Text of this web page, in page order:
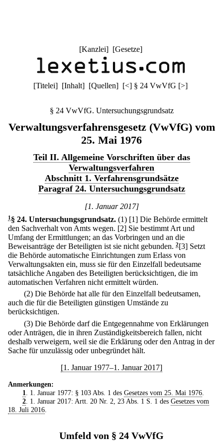
[Kanzlei] [Gesetze]
[Titelei] [Inhalt] [Quellen] [<] § 24 VwVfG [>]
§ 24 VwVfG. Untersuchungsgrundsatz
Verwaltungsverfahrensgesetz (VwVfG) vom
25. Mai 1976
Teil II. Allgemeine Vorschriften über das
Verwaltungsverfahren
Abschnitt 1. Verfahrensgrundsätze
Paragraf 24. Untersuchungsgrundsatz
[1. Januar 2017]
1 § 24. Untersuchungsgrundsatz. (1) [1] Die Behörde ermittelt
den Sachverhalt von Amts wegen. [2] Sie bestimmt Art und
Umfang der Ermittlungen; an das Vorbringen und an die
Beweisanträge der Beteiligten ist sie nicht gebunden. 2[3] Setzt
die Behörde automatische Einrichtungen zum Erlass von
Verwaltungsakten ein, muss sie für den Einzelfall bedeutsame
tatsächliche Angaben des Beteiligten berücksichtigen, die im
automatischen Verfahren nicht ermittelt würden.
(2) Die Behörde hat alle für den Einzelfall bedeutsamen,
auch die für die Beteiligten günstigen Umstände zu
berücksichtigen.
(3) Die Behörde darf die Entgegennahme von Erklärungen
oder Anträgen, die in ihren Zuständigkeitsbereich fallen, nicht
deshalb verweigern, weil sie die Erklärung oder den Antrag in der
Sache für unzulässig oder unbegründet hält.
[1. Januar 1977–1. Januar 2017]
Anmerkungen:
1
. 1. Januar 1977: § 103 Abs. 1 des Gesetzes vom 25. Mai 1976.
2. 1. Januar 2017: Artt. 20 Nr. 2, 23 Abs. 1 S. 1 des Gesetzes vom
18. Juli 2016
Umfeld von § 24 VwVfG